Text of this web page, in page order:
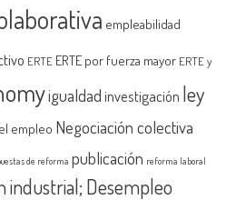
empleabilidad
ERTE ERTE por fuerza mayor ERTE y
igualdadinvestigación ley
empleo Negociación colectiva
de reforma publicación reforma laboral
industrial; Desempleo